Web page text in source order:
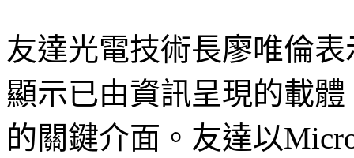
友達光電技術長廖唯倫
顯示已由資訊呈現的載
的關鍵介面。友達以